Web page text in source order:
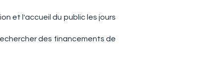
et l'accueil du public les jours
des financements de